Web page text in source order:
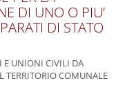
DI UNO O PIU’
DI STATO
E UNIONI CIVILI DA
TERRITORIO COMUNALE